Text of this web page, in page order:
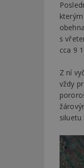
s
cca 9
Z ní
vždy
siluetu